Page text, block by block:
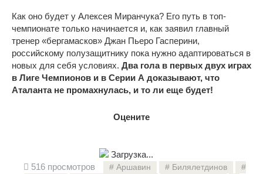
Как оно будет у Алексея Миранчука? Его путь в топ-
чемпионате только начинается и, как заявил главный
тренер «бергамасков» Джан Пьеро Гасперини,
российскому полузащитнику пока нужно адаптироваться в
новых для себя условиях. Два гола в первых двух играх
в Лиге Чемпионов и в Серии А доказывают, что
Аталанта не промахнулась, и то ли еще будет!
Оцените
Загрузка...
516 просмотров
Аршавин
Билялетдинов